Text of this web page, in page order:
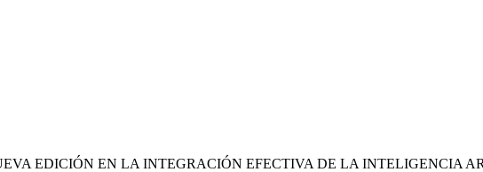
EDICIÓN EN LA INTEGRACIÓN EFECTIVA DE LA INTELIGENCIA